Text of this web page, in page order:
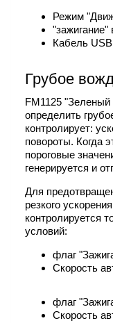
Режим
"зажигание"
Кабель
Грубое
FM1125
определить
контролирует:
повороты. Когда
пороговые
генерируется и
Для
резкого
контролируется
условий:
флаг
Скорость
флаг
Скорость